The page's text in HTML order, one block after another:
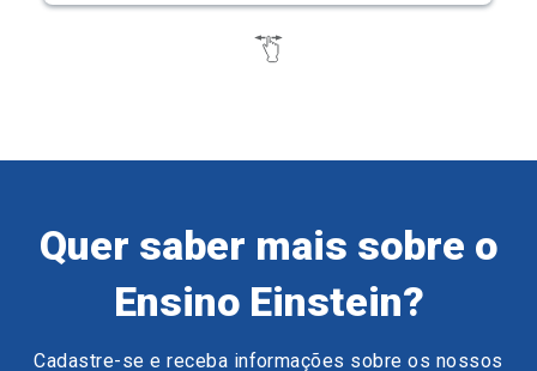
Quer saber mais sobre o
Ensino Einstein?
Cadastre-se e receba informações sobre os nossos